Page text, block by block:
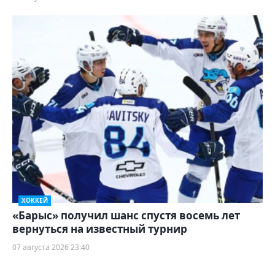
ХОККЕЙ
«Барыс» получил шанс спустя восемь лет
вернуться на известный турнир
07 августа 2026 23:40